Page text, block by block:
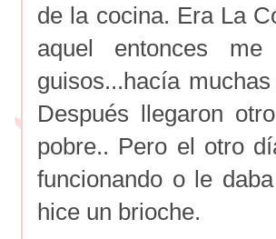
de la cocina. Era La
aquel entonces
guisos...hacía
Después llegaron
pobre.. Pero el otro
funcionando o le
hice un brioche.